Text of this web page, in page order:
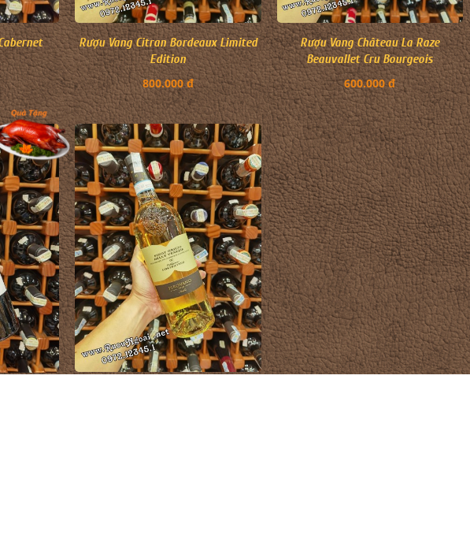
Rượu Vang Citran Bordeaux Limited
Edition
800.000 đ
Rượu Vang Château La Raze
Beauvallet Cru Bourgeois
600.000 đ